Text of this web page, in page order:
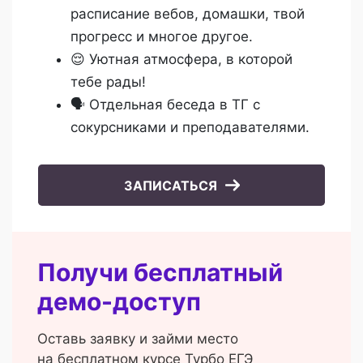
расписание вебов, домашки, твой
прогресс и многое другое.
😌 Уютная атмосфера, в которой
тебе рады!
🗣️ Отдельная беседа в ТГ с
сокурсниками и преподавателями.
ЗАПИСАТЬСЯ
Получи бесплатный
демо-доступ
Оставь заявку и займи место
на бесплатном курсе Турбо ЕГЭ